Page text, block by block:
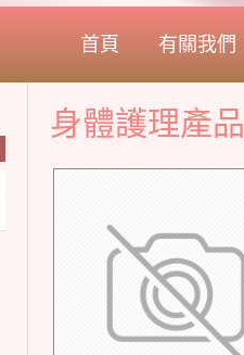
首頁 有關我們
身體護理產品